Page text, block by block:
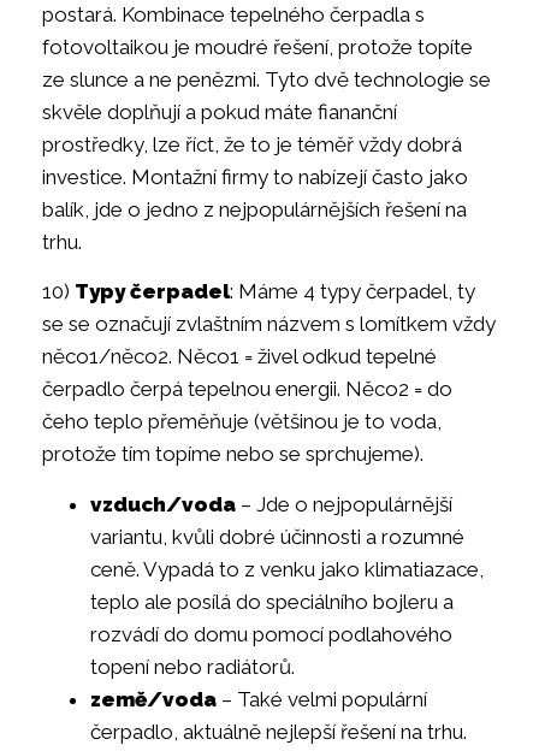
postará. Kombinace tepelného čerpadla s
fotovoltaikou je moudré řešení, protože topíte
ze slunce a ne penězmi. Tyto dvě technologie se
skvěle doplňují a pokud máte fiananční
prostředky, lze říct, že to je téměř vždy dobrá
investice. Montažní firmy to nabízejí často jako
balík, jde o jedno z nejpopulárnějších řešení na
trhu.
10) Typy čerpadel: Máme 4 typy čerpadel, ty
se se označují zvlaštním názvem s lomítkem vždy
něco1/něco2. Něco1 = živel odkud tepelné
čerpadlo čerpá tepelnou energii. Něco2 = do
čeho teplo přeměňuje (většinou je to voda,
protože tím topíme nebo se sprchujeme).
vzduch/voda – Jde o nejpopulárnější
variantu, kvůli dobré účinnosti a rozumné
ceně. Vypadá to z venku jako klimatiazace,
teplo ale posílá do speciálního bojleru a
rozvádí do domu pomocí podlahového
topení nebo radiátorů.
země/voda – Také velmi populární
čerpadlo, aktuálně nejlepší řešení na trhu.